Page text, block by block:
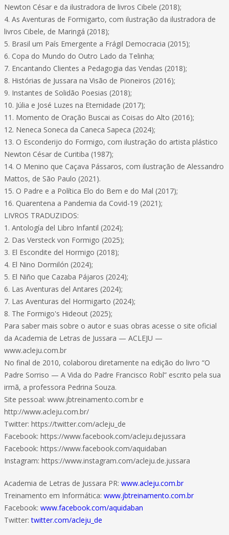
Newton César e da ilustradora de livros Cibele (2018);
4. As Aventuras de Formigarto, com ilustração da ilustradora de
livros Cibele, de Maringá (2018);
5. Brasil um País Emergente a Frágil Democracia (2015);
6. Copa do Mundo do Outro Lado da Telinha;
7. Encantando Clientes a Pedagogia das Vendas (2018);
8. Histórias de Jussara na Visão de Pioneiros (2016);
9. Instantes de Solidão Poesias (2018);
10. Júlia e José Luzes na Eternidade (2017);
11. Momento de Oração Buscai as Coisas do Alto (2016);
12. Neneca Soneca da Caneca Sapeca (2024);
13. O Esconderijo do Formigo, com ilustração do artista plástico
Newton César de Curitiba (1987);
14. O Menino que Caçava Pássaros, com ilustração de Alessandro
Mattos, de São Paulo (2021).
15. O Padre e a Política Elo do Bem e do Mal (2017);
16. Quarentena a Pandemia da Covid-19 (2021);
LIVROS TRADUZIDOS:
1. Antología del Libro Infantil (2024);
2. Das Versteck von Formigo (2025);
3. El Escondite del Hormigo (2018);
4. El Nino Dormilón (2024);
5. El Niño que Cazaba Pájaros (2024);
6. Las Aventuras del Antares (2024);
7. Las Aventuras del Hormigarto (2024);
8. The Formigo's Hideout (2025);
Para saber mais sobre o autor e suas obras acesse o site oficial
da Academia de Letras de Jussara — ACLEJU —
www.acleju.com.br
No final de 2010, colaborou diretamente na edição do livro “O
Padre Sorriso — A Vida do Padre Francisco Robl” escrito pela sua
irmã, a professora Pedrina Souza.
Site pessoal: www.jbtreinamento.com.br e
http://www.acleju.com.br/
Twitter: https://twitter.com/acleju_de
Facebook: https://www.facebook.com/acleju.dejussara
Facebook: https://www.facebook.com/aquidaban
Instagram: https://www.instagram.com/acleju.de.jussara
Academia de Letras de Jussara PR: www.acleju.com.br
Treinamento em Informática: www.jbtreinamento.com.br
Facebook: www.facebook.com/aquidaban
Twitter:twitter.com/acleju_de